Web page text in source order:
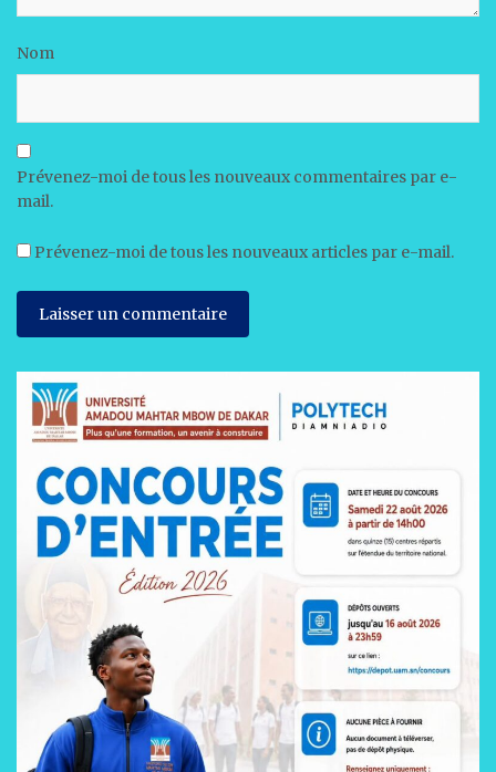
Nom
Prévenez-moi de tous les nouveaux commentaires par e-
mail.
Prévenez-moi de tous les nouveaux articles par e-mail.